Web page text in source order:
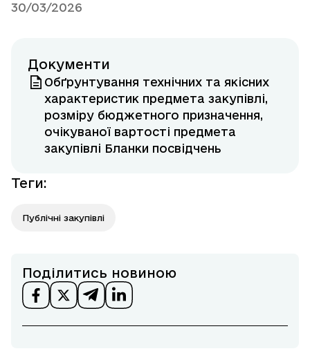
30/03/2026
Документи
Обґрунтування технічних та якісних
характеристик предмета закупівлі,
розміру бюджетного призначення,
очікуваної вартості предмета
закупівлі Бланки посвідчень
Теги:
Публічні закупівлі
Поділитись новиною